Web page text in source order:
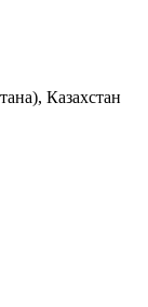
Казахстан